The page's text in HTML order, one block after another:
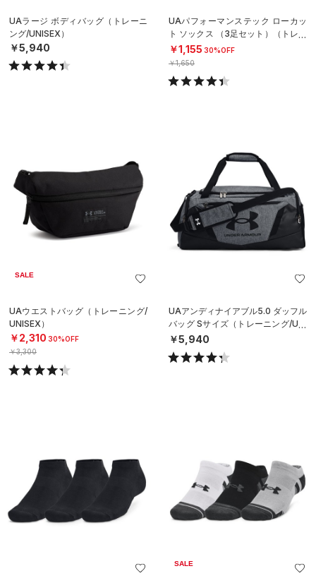
UAラージ ボディバッグ（トレーニ
ング/UNISEX）
￥5,940
UAパフォーマンステック ローカッ
ト ソックス （3足セット）（トレー
ニング/UNISEX）
￥1,155 30%OFF
￥1,650
SALE
UAウエストバッグ（トレーニング/
UNISEX）
￥2,310 30%OFF
￥3,300
UAアンディナイアブル5.0 ダッフル
バッグ Sサイズ（トレーニング/UNI
SEX）
￥5,940
SALE